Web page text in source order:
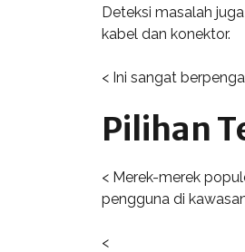
Deteksi masalah
kabel dan konektor.
< Ini sangat
Pilihan
< Merek-merek
pengguna di
<